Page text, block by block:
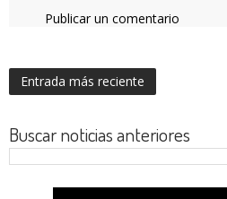
Publicar un comentario
Entrada más reciente
Buscar noticias anteriores